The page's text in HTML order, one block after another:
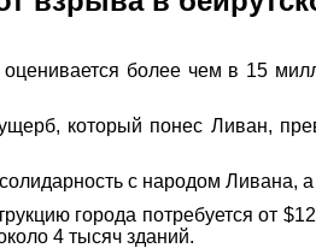
более чем в 15
который понес Ливан,
с народом Ливана,
города потребуется от
4 тысяч зданий.